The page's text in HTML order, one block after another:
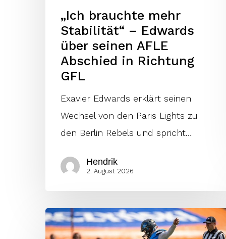
Abschied
Richtung
GFL
„Ich brauchte mehr
Stabilität“ – Edwards
über seinen AFLE
Abschied in Richtung
GFL
Exavier Edwards erklärt seinen
Wechsel von den Paris Lights zu
den Berlin Rebels und spricht…
Hendrik
2. August 2026
Vikings
und